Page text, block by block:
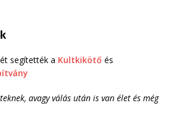
segítették a Kultkikötő és
avagy válás után is van élet és még